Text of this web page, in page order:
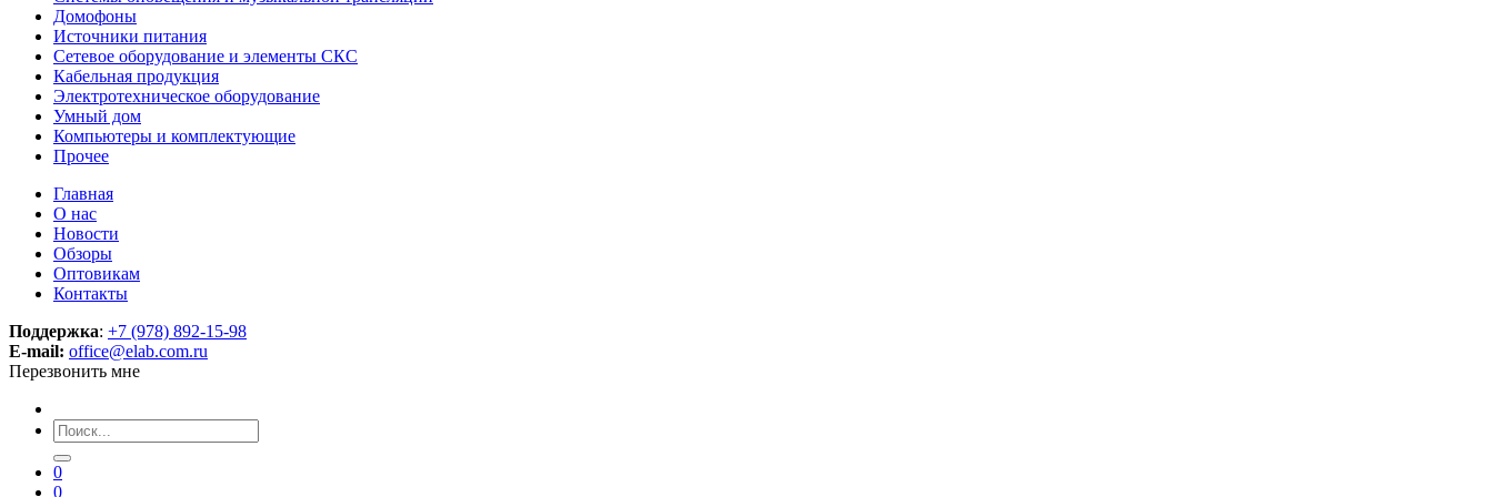
Домофоны
Источники питания
Сетевое оборудование и элементы СКС
Кабельная продукция
Электротехническое оборудование
Умный дом
Компьютеры и комплектующие
Прочее
Главная
О нас
Новости
Обзоры
Оптовикам
Контакты
Поддержка: +7 (978) 892-15-98
E-mail: office@elab.com.ru
Перезвонить мне
0
0